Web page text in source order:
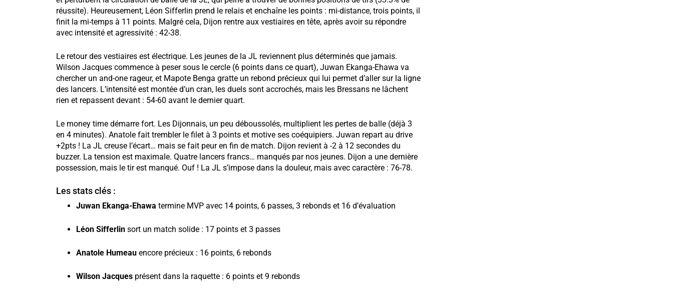
réussite). Heureusement, Léon Sifferlin prend le relais et enchaîne les points : mi-distance, trois points, il
finit la mi-temps à 11 points. Malgré cela, Dijon rentre aux vestiaires en tête, après avoir su répondre
avec intensité et agressivité : 42-38.
Le retour des vestiaires est électrique. Les jeunes de la JL reviennent plus déterminés que jamais.
Wilson Jacques commence à peser sous le cercle (6 points dans ce quart), Juwan Ekanga-Ehawa va
chercher un and-one rageur, et Mapote Benga gratte un rebond précieux qui lui permet d’aller sur la ligne
des lancers. L’intensité est montée d’un cran, les duels sont accrochés, mais les Bressans ne lâchent
rien et repassent devant : 54-60 avant le dernier quart.
Le money time démarre fort. Les Dijonnais, un peu déboussolés, multiplient les pertes de balle (déjà 3
en 4 minutes). Anatole fait trembler le filet à 3 points et motive ses coéquipiers. Juwan repart au drive
+2pts ! La JL creuse l’écart… mais se fait peur en fin de match. Dijon revient à -2 à 12 secondes du
buzzer. La tension est maximale. Quatre lancers francs… manqués par nos jeunes. Dijon a une dernière
possession, mais le tir est manqué. Ouf ! La JL s’impose dans la douleur, mais avec caractère : 76-78.
Les stats clés :
Juwan Ekanga-Ehawa termine MVP avec 14 points, 6 passes, 3 rebonds et 16 d’évaluation
Léon Sifferlin sort un match solide : 17 points et 3 passes
Anatole Humeau encore précieux : 16 points, 6 rebonds
Wilson Jacques présent dans la raquette : 6 points et 9 rebonds